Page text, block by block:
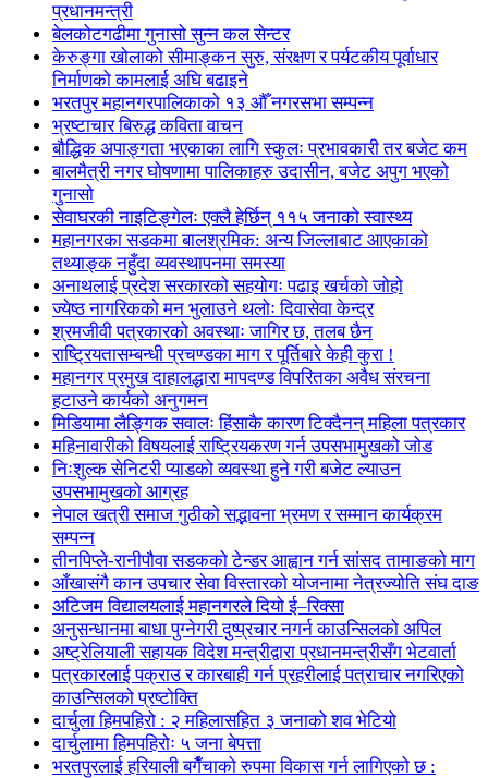
प्रधानमन्त्री
बेलकोटगढीमा गुनासो सुन्न कल सेन्टर
केरुङ्गा खोलाको सीमाङ्कन सुरु, संरक्षण र पर्यटकीय पूर्वाधार
निर्माणको कामलाई अघि बढाइने
भरतपुर महानगरपालिकाको १३ औँ नगरसभा सम्पन्न
भ्रष्टाचार बिरुद्ध कविता वाचन
बौद्धिक अपाङ्गता भएकाका लागि स्कुलः प्रभावकारी तर बजेट कम
बालमैत्री नगर घोषणामा पालिकाहरु उदासीन, बजेट अपुग भएको
गुनासो
सेवाघरकी नाइटिङ्गेलः एक्लै हेर्छिन् ११५ जनाको स्वास्थ्य
महानगरका सडकमा बालश्रमिक: अन्य जिल्लाबाट आएकाको
तथ्याङ्क नहुँदा व्यवस्थापनमा समस्या
अनाथलाई प्रदेश सरकारको सहयोगः पढाइ खर्चको जोहो
ज्येष्ठ नागरिकको मन भुलाउने थलोः दिवासेवा केन्द्र
श्रमजीवी पत्रकारको अवस्थाः जागिर छ, तलब छैन
राष्ट्रियतासम्बन्धी प्रचण्डका माग र पूर्तिबारे केही कुरा !
महानगर प्रमुख दाहालद्धारा मापदण्ड विपरितका अवैध संरचना
हटाउने कार्यको अनुगमन
मिडियामा लैङ्गिक सवालः हिंसाकै कारण टिक्दैनन् महिला पत्रकार
महिनावारीको विषयलाई राष्ट्रियकरण गर्न उपसभामुखको जोड
निःशुल्क सेनिटरी प्याडको व्यवस्था हुने गरी बजेट ल्याउन
उपसभामुखको आग्रह
नेपाल खत्री समाज गुठीको सद्भावना भ्रमण र सम्मान कार्यक्रम
सम्पन्न
तीनपिप्ले-रानीपौवा सडकको टेन्डर आह्वान गर्न सांसद तामाङको माग
आँखासंगै कान उपचार सेवा विस्तारको योजनामा नेत्रज्योति संघ दाङ
अटिजम विद्यालयलाई महानगरले दियो ई–रिक्सा
अनुसन्धानमा बाधा पुग्नेगरी दुष्प्रचार नगर्न काउन्सिलको अपिल
अष्ट्रेलियाली सहायक विदेश मन्त्रीद्वारा प्रधानमन्त्रीसँग भेटवार्ता
पत्रकारलाई पक्राउ र कारबाही गर्न प्रहरीलाई पत्राचार नगरिएको
काउन्सिलको प्रष्टोक्ति
दार्चुला हिमपहिरो : २ महिलासहित ३ जनाको शव भेटियो
दार्चुलामा हिमपहिरोः ५ जना बेपत्ता
भरतपुरलाई हरियाली बगैँचाको रुपमा विकास गर्न लागिएको छ :